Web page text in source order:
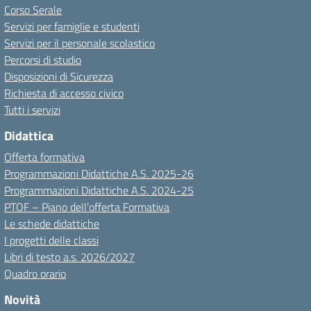
Corso Serale
Servizi per famiglie e studenti
Servizi per il personale scolastico
Percorsi di studio
Disposizioni di Sicurezza
Richiesta di accesso civico
Tutti i servizi
Didattica
Offerta formativa
Programmazioni Didattiche A.S. 2025-26
Programmazioni Didattiche A.S. 2024-25
PTOF – Piano dell’offerta Formativa
Le schede didattiche
I progetti delle classi
Libri di testo a.s. 2026/2027
Quadro orario
Novità